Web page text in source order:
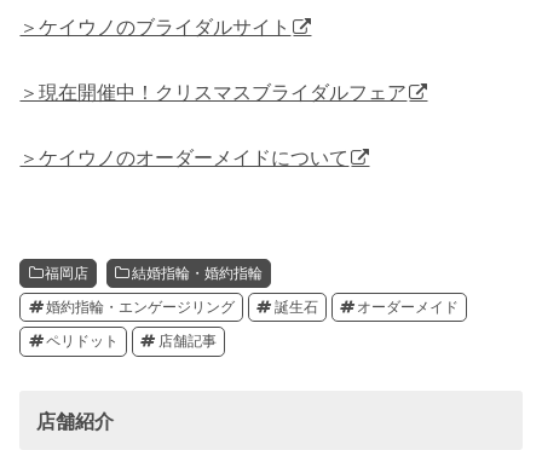
＞ケイウノのブライダルサイト
＞現在開催中！クリスマスブライダルフェア
＞ケイウノのオーダーメイドについて
福岡店 結婚指輪・婚約指輪
婚約指輪・エンゲージリング 誕生石 オーダーメイド
ペリドット 店舗記事
店舗紹介